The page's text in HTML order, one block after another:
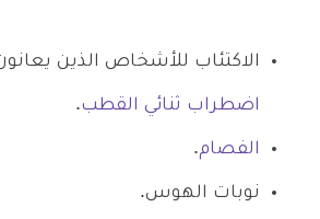
الاكتئاب للأشخاص الذين
اضطراب ثنائي القطب.
الفصام.
نوبات الهوس.